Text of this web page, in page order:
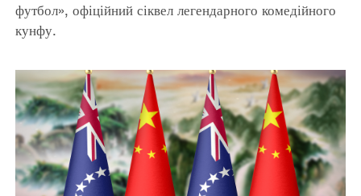
футбол», офіційний сіквел легендарного комедійного
кунфу.